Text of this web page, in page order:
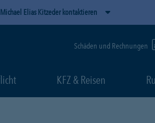
Michael Elias Kitzeder kontaktieren
Schäden und Rechnungen
KFZ & Reisen